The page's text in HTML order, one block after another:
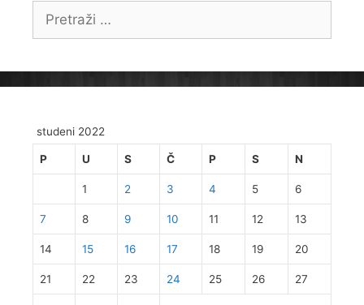
studeni 2022
P U S Č P S N
1 2 3 4 5 6
7 8 9 10 11 12 13
14 15 16 17 18 19 20
21 22 23 24 25 26 27